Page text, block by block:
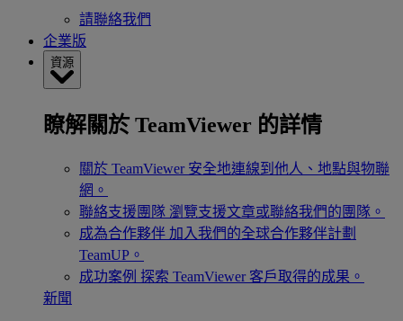
請聯絡我們
企業版
資源
瞭解關於 TeamViewer 的詳情
關於 TeamViewer 安全地連線到他人、地點與物聯
網。
聯絡支援團隊 瀏覽支援文章或聯絡我們的團隊。
成為合作夥伴 加入我們的全球合作夥伴計劃
TeamUP。
成功案例 探索 TeamViewer 客戶取得的成果。
新聞